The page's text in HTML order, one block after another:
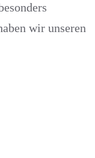
wir unseren